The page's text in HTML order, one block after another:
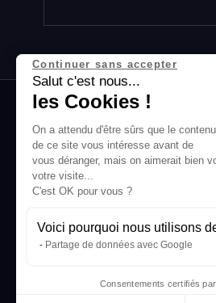
Continuer sans accepter
Salut c'est nous...
les Cookies !
On a attendu d'être sûrs que le contenu
de ce site vous intéresse avant de
vous déranger, mais on aimerait bien
votre visite...
C'est OK pour vous ?
Voici pourquoi nous utilisons
Partage de données avec Google
Consentements certifiés par